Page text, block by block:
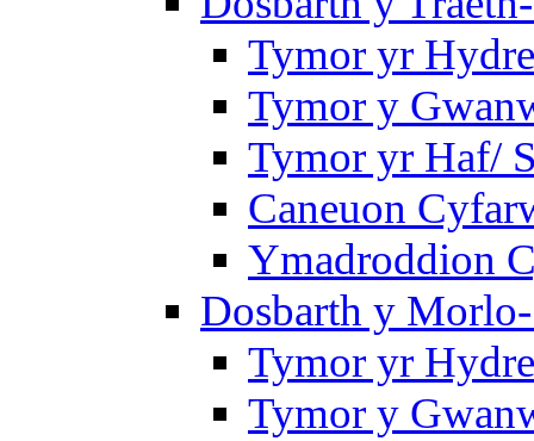
Tymor yr
Tymor y
Tymor yr Haf/
Caneuon
Ymadroddion
Dosbarth y
Tymor yr
Tymor y